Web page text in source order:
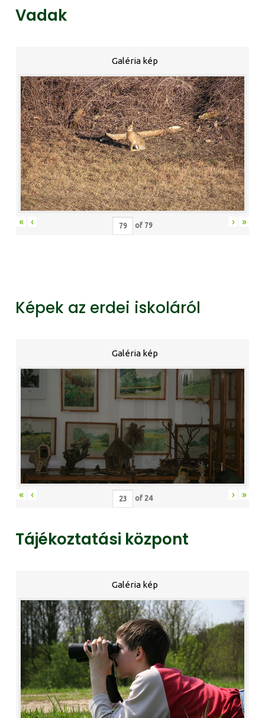
Vadak
Galéria kép
« ‹ of 79 › »
Képek az erdei iskoláról
Galéria kép
« ‹ of 24 › »
Tájékoztatási központ
Galéria kép